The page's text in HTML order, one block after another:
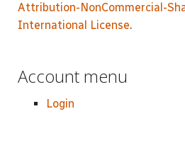
Attribution-NonCommercial-
International License.
Account menu
Login